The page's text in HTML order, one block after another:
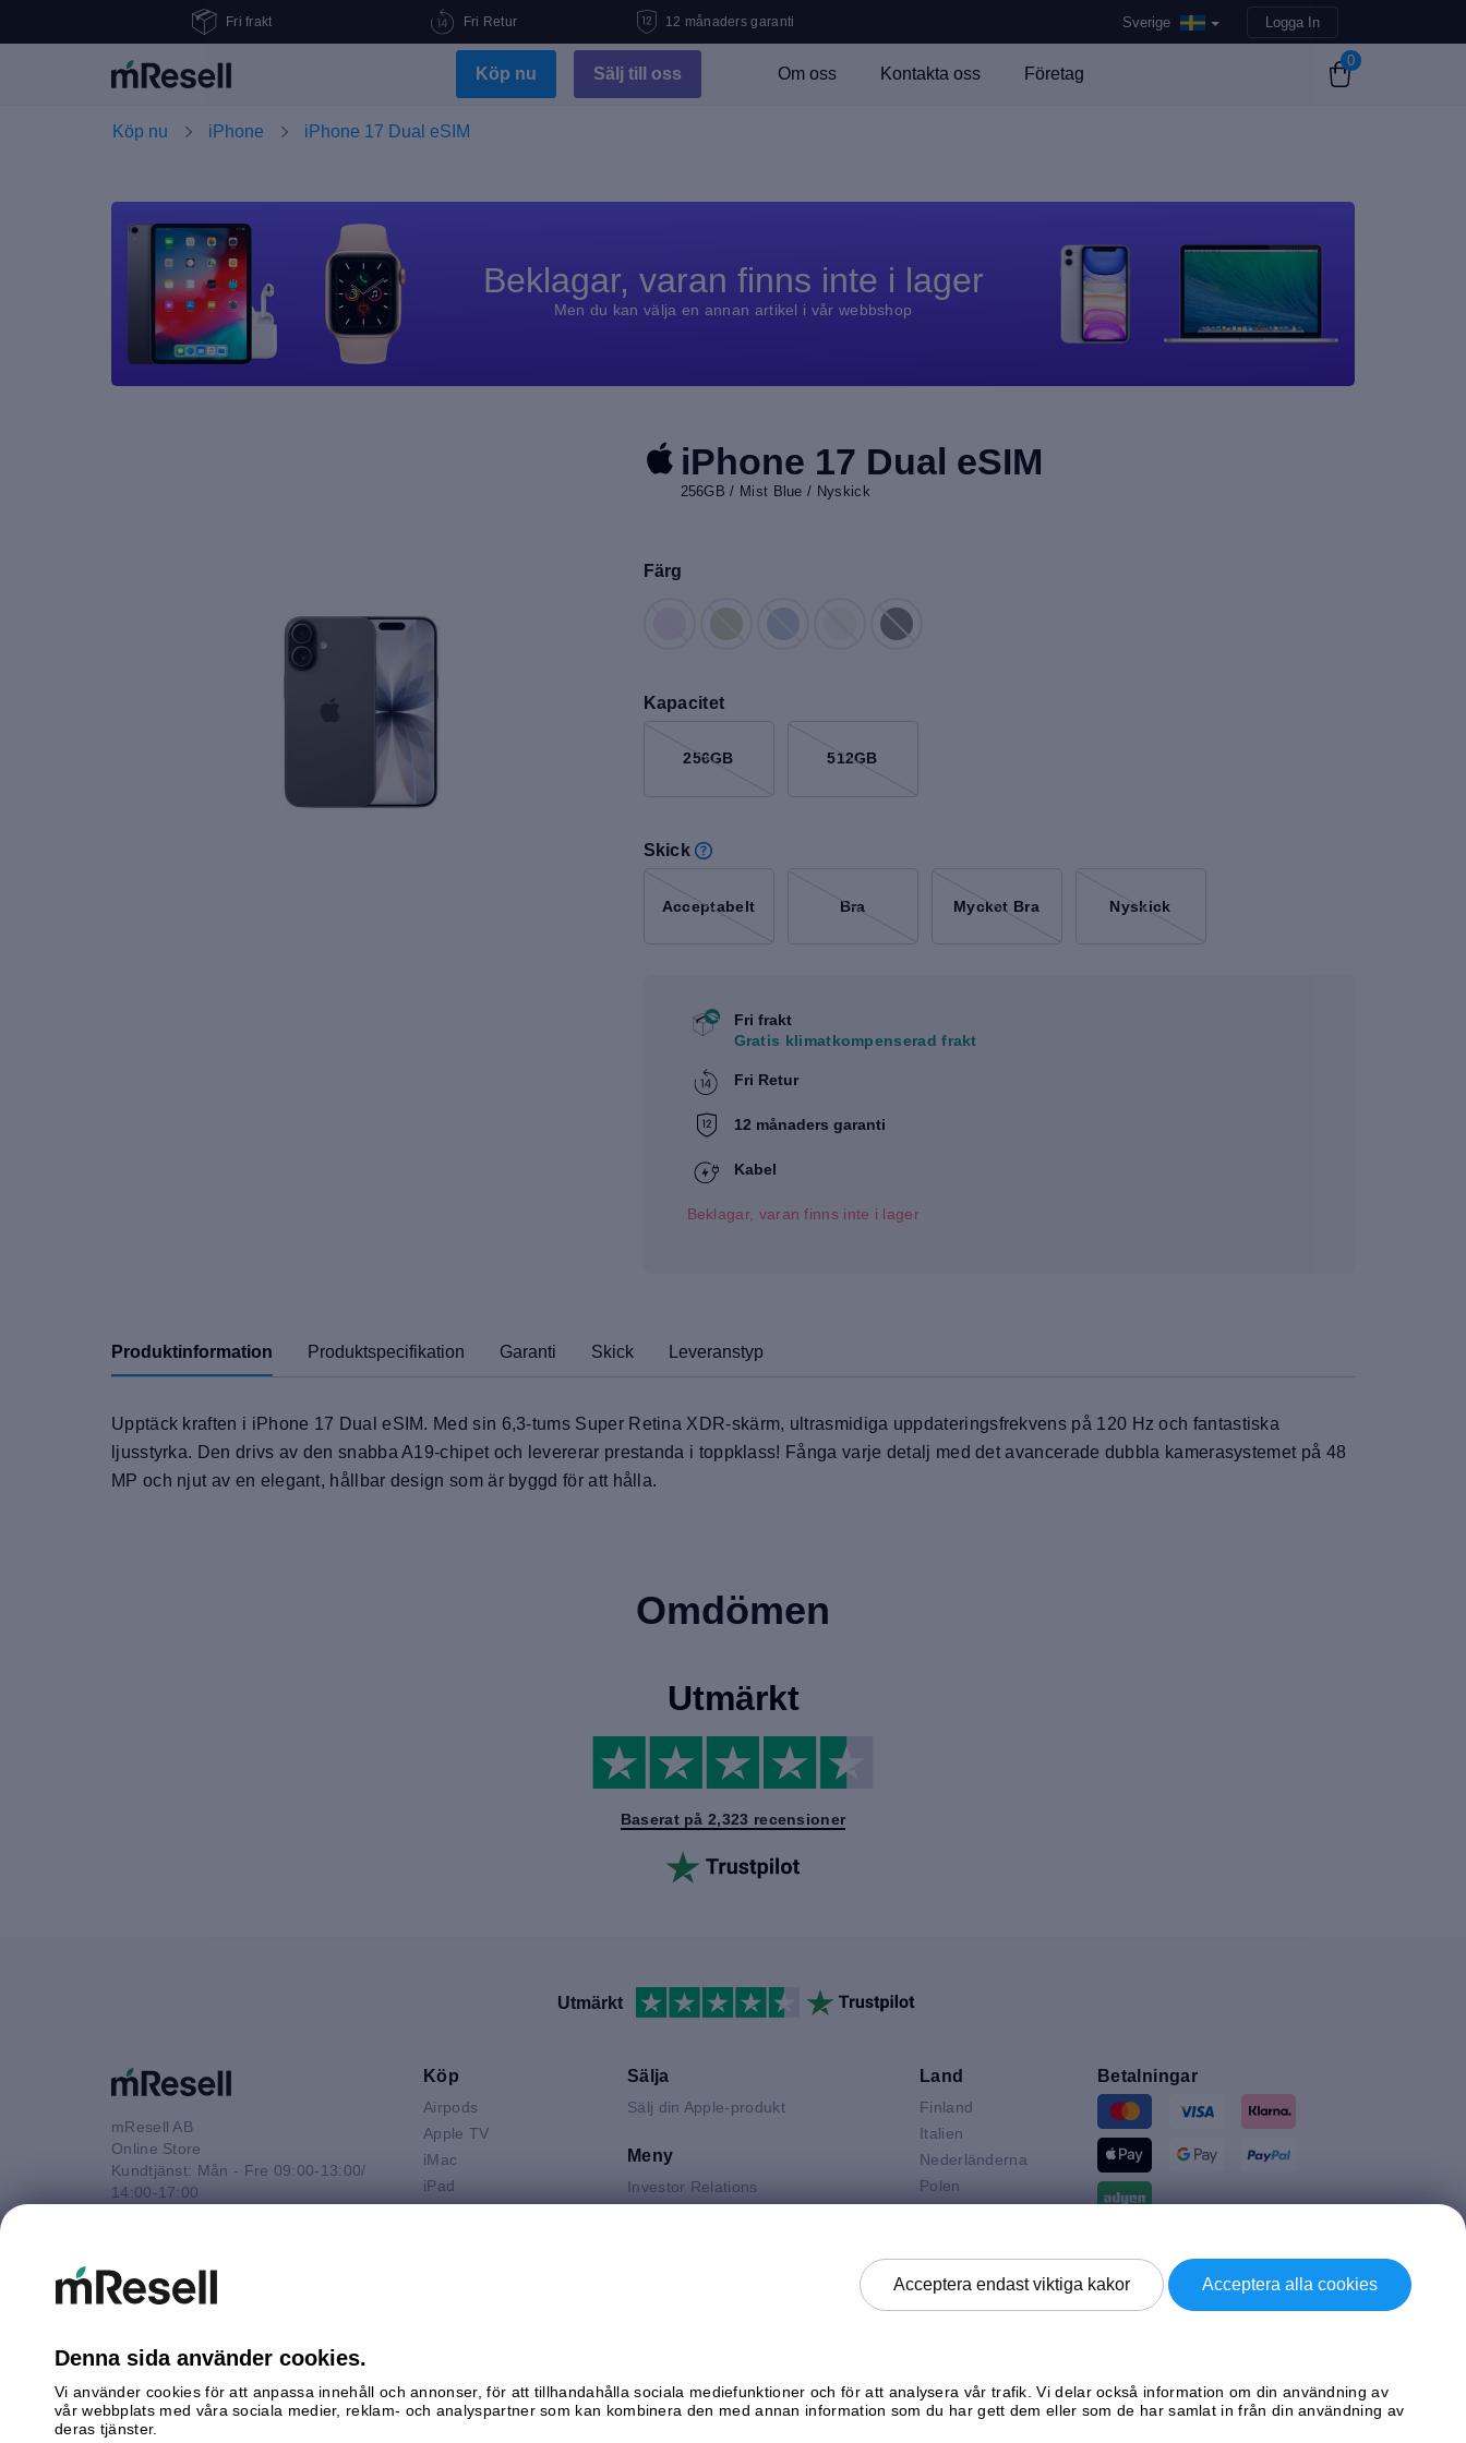
Fri frakt Fri Retur 12 månaders garanti Sverige Logga In
Köp nu Sälj till oss Om oss Kontakta oss Företag
0
Köp nu iPhone iPhone 17 Dual eSIM
Beklagar, varan finns inte i lager
Men du kan välja en annan artikel i vår webbshop
iPhone 17 Dual eSIM
256GB / Mist Blue / Nyskick
Färg
Kapacitet
256GB 512GB
Skick
Acceptabelt Bra Mycket Bra Nyskick
Fri frakt
Gratis klimatkompenserad frakt
Fri Retur
12 månaders garanti
Kabel
Beklagar, varan finns inte i lager
Produktinformation Produktspecifikation Garanti Skick Leveranstyp
Upptäck kraften i iPhone 17 Dual eSIM. Med sin 6,3-tums Super Retina XDR-skärm, ultrasmidiga uppdateringsfrekvens på 120 Hz och fantastiska
ljusstyrka. Den drivs av den snabba A19-chipet och levererar prestanda i toppklass! Fånga varje detalj med det avancerade dubbla kamerasystemet på 48
MP och njut av en elegant, hållbar design som är byggd för att hålla.
Omdömen
Utmärkt
Baserat på 2,323 recensioner
Utmärkt
mResell AB
Online Store
Kundtjänst: Mån - Fre 09:00-13:00/
14:00-17:00
kontakt@mresell.se
Köp
Airpods
Apple TV
iMac
iPad
Watch
Android
Sälja
Sälj din Apple-produkt
Meny
Investor Relations
Kontrollera status
Land
Finland
Italien
Nederländerna
Polen
Sverige
Tyskland
Österrike
Betalningar
Leverans av
Acceptera endast viktiga kakor
Acceptera alla cookies
Denna sida använder cookies.
Vi använder cookies för att anpassa innehåll och annonser, för att tillhandahålla sociala mediefunktioner och för att analysera vår trafik. Vi delar också information om din användning av
vår webbplats med våra sociala medier, reklam- och analyspartner som kan kombinera den med annan information som du har gett dem eller som de har samlat in från din användning av
deras tjänster.